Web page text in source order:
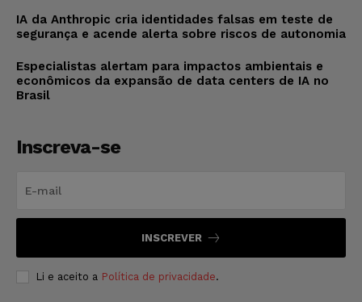
IA da Anthropic cria identidades falsas em teste de
segurança e acende alerta sobre riscos de autonomia
Especialistas alertam para impactos ambientais e
econômicos da expansão de data centers de IA no
Brasil
Inscreva-se
INSCREVER
Li e aceito a Política de privacidade.